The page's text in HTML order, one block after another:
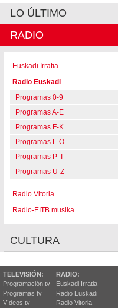
LO ÚLTIMO
RADIO
Euskadi Irratia
Radio Euskadi
Programas 0-9
Programas A-E
Programas F-K
Programas L-O
Programas P-T
Programas U-Z
Radio Vitoria
Radio-EITB musika
CULTURA
TELEVISIÓN:
Programación tv
Programas tv
Vídeos tv
RADIO:
Euskadi Irratia
Radio Euskadi
Radio Vitoria